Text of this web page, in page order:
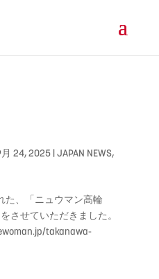
24, 2025|JAPAN NEWS,
た、「ニュウマン高輪
をさせていただきました。
takanawa-